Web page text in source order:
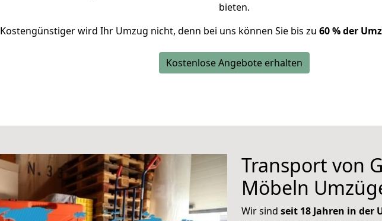
bieten.
Kostengünstiger wird Ihr Umzug nicht, denn bei uns können Sie bis zu 60 % der
Kostenlose Angebote erhalten
Transport von
Möbeln
Wir sind seit 18 Jahren in der